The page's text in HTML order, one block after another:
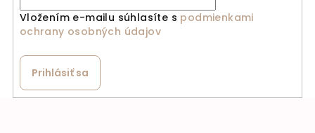
Vložením e-mailu súhlasíte s podmienkami
ochrany osobných údajov
Prihlásiť sa